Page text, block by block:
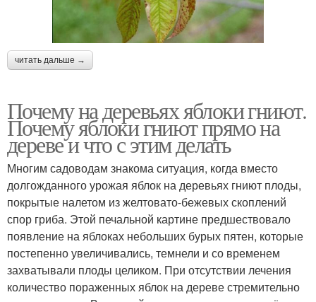
читать дальше →
Почему на деревьях яблоки гниют.
Почему яблоки гниют прямо на
дереве и что с этим делать
Многим садоводам знакома ситуация, когда вместо
долгожданного урожая яблок на деревьях гниют плоды,
покрытые налетом из желтовато-бежевых скоплений
спор гриба. Этой печальной картине предшествовало
появление на яблоках небольших бурых пятен, которые
постепенно увеличивались, темнели и со временем
захватывали плоды целиком. При отсутствии лечения
количество пораженных яблок на дереве стремительно